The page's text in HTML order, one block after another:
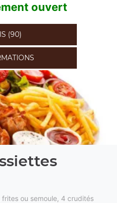
ouvert
(90)
ou semoule, 4 crudités